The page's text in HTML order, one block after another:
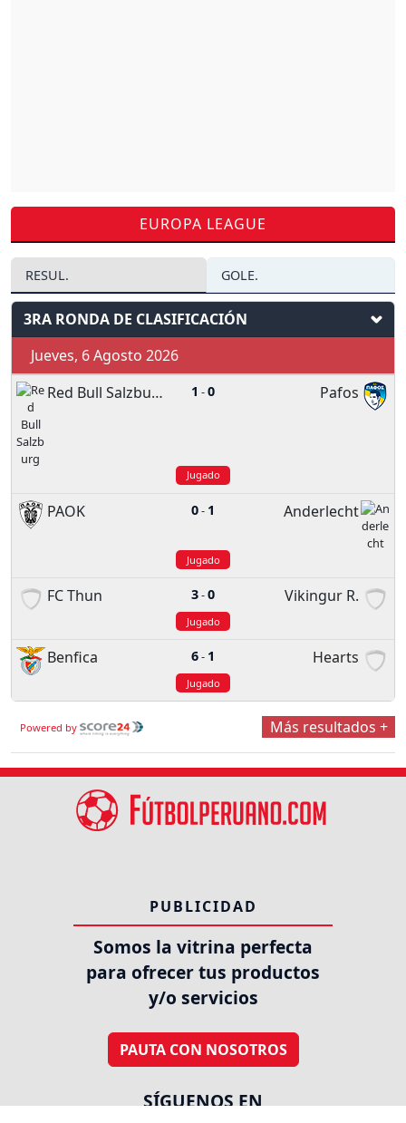
EUROPA LEAGUE
RESUL. GOLE.
3RA RONDA DE CLASIFICACIÓN
Jueves, 6 Agosto 2026
Red Bull Salzburg
1 -0 Pafos
Jugado
PAOK 0- 1 Anderlecht
Jugado
FC Thun 3-0 Vikingur R.
Jugado
Benfica 6- 1 Hearts
Jugado
Powered by Más resultados +
PUBLICIDAD
Somos la vitrina perfecta
para ofrecer tus productos
y/o servicios
PAUTA CON NOSOTROS
SÍGUENOS EN